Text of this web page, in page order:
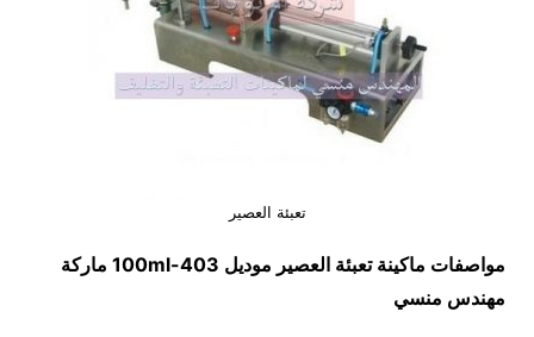
تعبئة العصير
مواصفات ماكينةتعبئة العصير موديل 403-100ml
ماركة
مهندس منسي